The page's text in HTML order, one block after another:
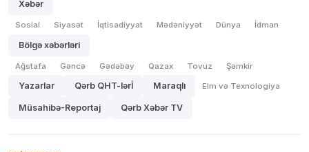
Xəbər
Sosial Siyasət İqtisadiyyat Mədəniyyət Dünya İdman
Bölgə xəbərləri
Ağstafa Gəncə Gədəbəy Qazax Tovuz Şəmkir
Yazarlar Qərb QHT-lərİ Maraqlı Elm və Texnologiya
Müsahibə-Reportaj Qərb Xəbər TV